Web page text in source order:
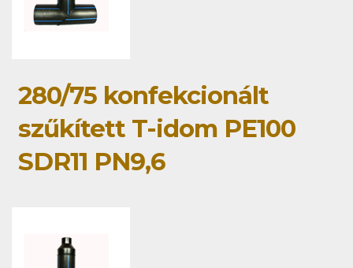
280/75 konfekcionált
szűkített T-idom PE100
SDR11 PN9,6